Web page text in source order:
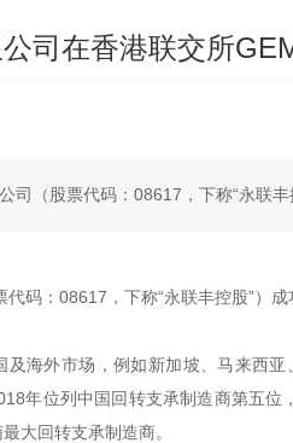
司在香港联交所
（股票代码：08617，下称“永联
码：08617，下称“永联丰控股”）成
海外市场，例如新加坡、马来西
年位列中国回转支承制造商第五
大回转支承制造商。